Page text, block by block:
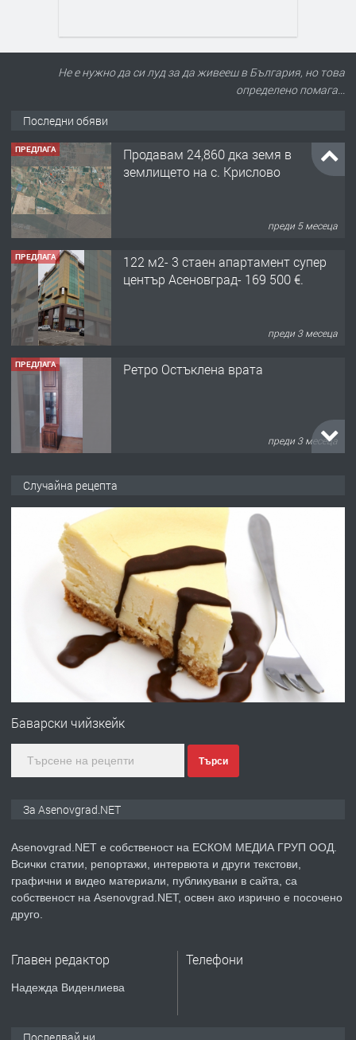
Не е нужно да си луд за да живееш в България, но това
определено помага...
Последни обяви
ПРЕДЛАГА
Продавам 24,860 дка земя в
землището на с. Крислово
преди 5 месеца
ПРЕДЛАГА
122 м2- 3 стаен апартамент супер
център Асеновград- 169 500 €.
преди 3 месеца
ПРЕДЛАГА Ретро Остъклена врата
преди 3 месеца
преди 10 месеца
Професионална броячна машина -
със сертификат от ЕЦБ
преди 1 година
Професионална зеленчукорезачка
преди 2 години
ПРЕДЛАГА
Давам индивидуалани уроци по
ремонт на покриви
Случайна рецепта
Баварски чийзкейк
Търси
За Asenovgrad.NET
Asenovgrad.NET е собственост на ЕСКОМ МЕДИА ГРУП ООД.
Всички статии, репортажи, интервюта и други текстови,
графични и видео материали, публикувани в сайта, са
собственост на Asenovgrad.NET, освен ако изрично е посочено
друго.
Главен редактор
Надежда Виденлиева
Телефони
Последвай ни